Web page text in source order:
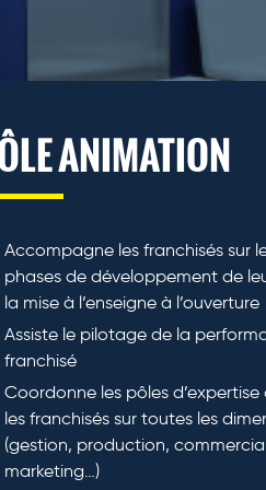
ANIMATION
Accompagne les franchisés sur
phases de développement de
la mise à l’enseigne à l’ouverture
Assiste le pilotage de la
franchisé
Coordonne les pôles
les franchisés sur toutes les
(gestion, production,
marketing…)